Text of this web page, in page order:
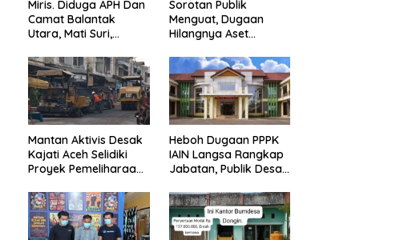
Miris. Diduga APH Dan
Camat Balantak
Utara, Mati Suri,
Jual Bantuan Negara,
Belum Ada Tindakan
Tegas. ​
Sorotan Publik
Menguat, Dugaan
Hilangnya Aset
Langsa Belum
Terjawab
Mantan Aktivis Desak
Kajati Aceh Selidiki
Proyek Pemeliharaan
Langsa
Heboh Dugaan PPPK
IAIN Langsa Rangkap
Jabatan, Publik Desak
ASN